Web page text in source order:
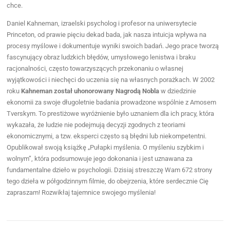
chce.
Daniel Kahneman, izraelski psycholog i profesor na uniwersytecie
Princeton, od prawie pięciu dekad bada, jak nasza intuicja wpływa na
procesy myślowe i dokumentuje wyniki swoich badań. Jego prace tworzą
fascynujący obraz ludzkich błędów, umysłowego lenistwa i braku
racjonalności, często towarzyszących przekonaniu o własnej
wyjątkowości i niechęci do uczenia się na własnych porażkach. W 2002
rokuKahneman został uhonorowany Nagrodą Nobla w dziedzinie
ekonomii za swoje długoletnie badania prowadzone wspólnie z Amosem
Tverskym. To prestiżowe wyróżnienie było uznaniem dla ich pracy, która
wykazała, że ludzie nie podejmują decyzji zgodnych z teoriami
ekonomicznymi, a tzw. eksperci często są błędni lub niekompetentni.
Opublikował swoją książkę „Pułapki myślenia. O myśleniu szybkim i
wolnym”, która podsumowuje jego dokonania i jest uznawana za
fundamentalne dzieło w psychologii. Dzisiaj streszczę Wam 672 strony
tego dzieła w półgodzinnym filmie, do obejrzenia, które serdecznie Cię
zapraszam! Rozwikłaj tajemnice swojego myślenia!